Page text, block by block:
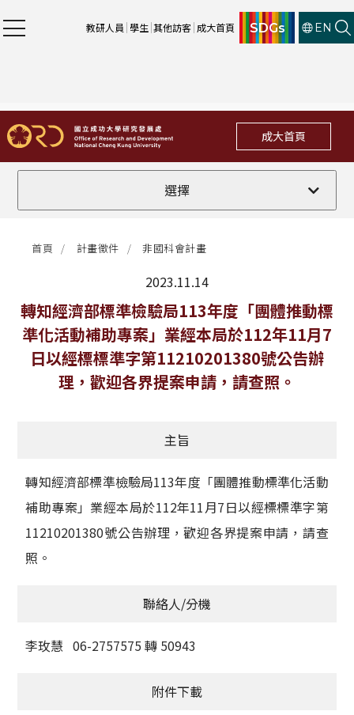
教研人員 學生 其他訪客 成大首頁 SDGs EN
成大首頁
選擇
全部
法規修訂
補助獎項
獲獎名單
其他
活動花絮
首頁 計畫徵件 非國科會計畫
2023.11.14
最新消息
轉知經濟部標準檢驗局113年度「團體推動標
準化活動補助專案」業經本局於112年11月7
日以經標標準字第11210201380號公告辦
理，歡迎各界提案申請，請查照。
主旨
轉知經濟部標準檢驗局113年度「團體推動標準化活動
補助專案」業經本局於112年11月7日以經標標準字第
11210201380號公告辦理，歡迎各界提案申請，請查
照。
聯絡人/分機
李玫慧 06-2757575 轉 50943
附件下載